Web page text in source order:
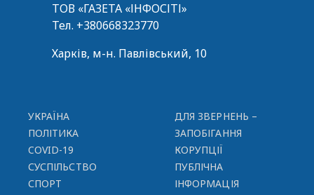
ТОВ «ГАЗЕТА «ІНФОСІТІ»
Тел. +380668323770
Харків, м-н. Павлівський, 10
УКРАЇНА
ПОЛІТИКА
COVID-19
СУСПІЛЬСТВО
СПОРТ
ДЛЯ ЗВЕРНЕНЬ –
ЗАПОБІГАННЯ
КОРУПЦІЇ
ПУБЛІЧНА
ІНФОРМАЦІЯ